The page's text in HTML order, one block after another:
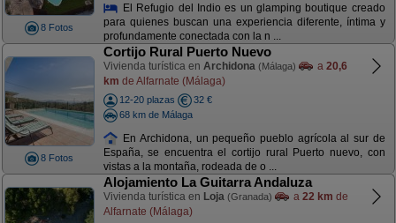
8 Fotos
El Refugio del Indio es un glamping boutique creado
para quienes buscan una experiencia diferente, íntima y
profundamente conectada con la n ...
8 Fotos
Cortijo Rural Puerto Nuevo
Vivienda turística en Archidona (Málaga) a 20,6
km de Alfarnate (Málaga)
12-20 plazas
32 €
68 km de Málaga
En Archidona, un pequeño pueblo agrícola al sur de
España, se encuentra el cortijo rural Puerto nuevo, con
vistas a la montaña, rodeada de o ...
Alojamiento La Guitarra Andaluza
Vivienda turística en Loja (Granada) a 22 km de
Alfarnate (Málaga)